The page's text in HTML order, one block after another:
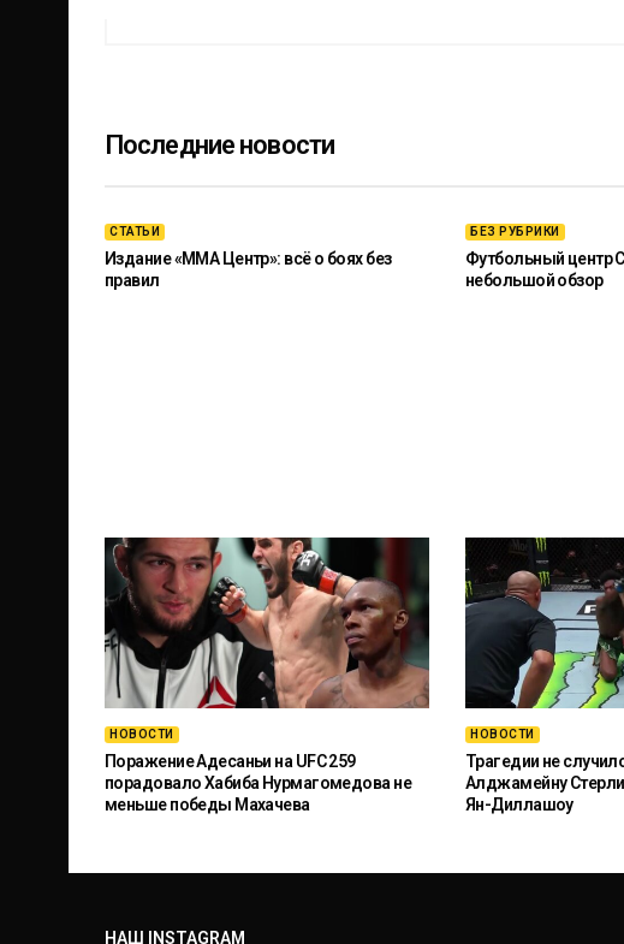
Последние новости
СТАТЬИ
Издание «ММА Центр»: всё о боях без
правил
БЕЗ РУБРИКИ
Футбольный центр
небольшой обзор
НОВОСТИ
Поражение Адесаньи на UFC 259
порадовало Хабиба Нурмагомедова не
меньше победы Махачева
НОВОСТИ
Трагедии не
Алджамейну
Ян-Диллашоу
НАШ INSTAGRAM